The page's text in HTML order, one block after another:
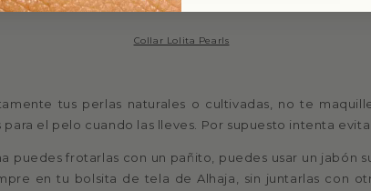
Collar Lolita Pearls
tus perlas naturales o cultivadas, no te
el pelo cuando las lleves. Por supuesto intenta
puedes frotarlas con un pañito, puedes usar un jabón
en tu bolsita de tela de Alhaja, sin juntarlas con